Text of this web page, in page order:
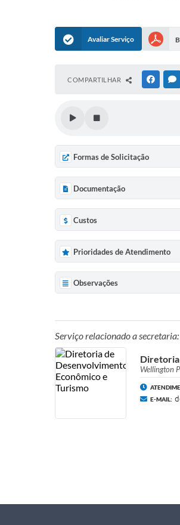
Avaliar Serviço
COMPARTILHAR
Formas de Solicitação
Documentação
Custos
Prioridades de Atendimento
Observações
Serviço relacionado a secretaria:
Diretoria
Wellington
E-MAIL: